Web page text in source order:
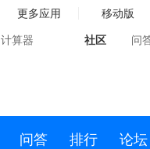
更多应用 移动版
计算器 社区 问
问答 排行 论坛